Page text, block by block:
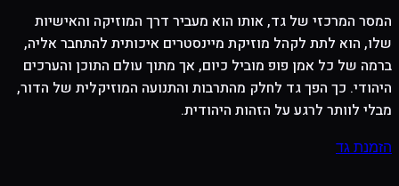
המסר המרכזי של גד, אותו הוא מעביר דרך המוזיקה והאישיות
שלו, הוא לתת לקהל מוזיקת מיינסטרים איכותית להתחבר אליה,
ברמה של כל אמן פופ מוביל כיום, אך מתוך עולם התוכן והערכים
היהודי. כך הפך גד לחלק מהתרבות והתנועה המוזיקלית של הדור,
מבלי לוותר לרגע על הזהות היהודית.
הזמנת גד